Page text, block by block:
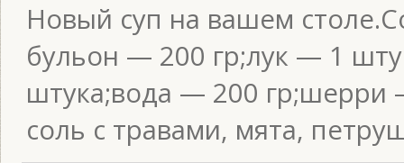
Новый суп на вашем
бульон — 200 гр;лук — 1
штука;вода — 200 гр;шерри
соль с травами, мята,